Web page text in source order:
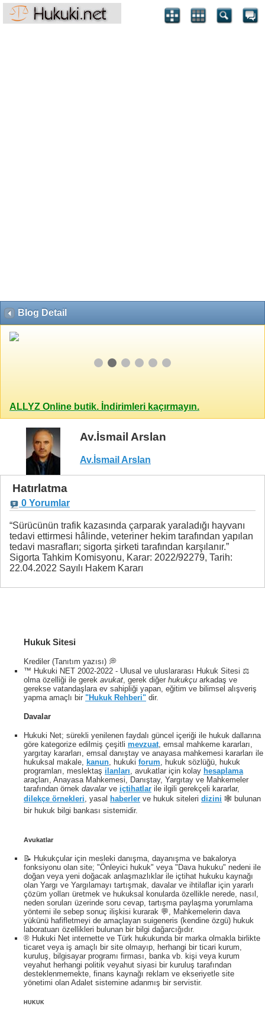
Blog Detail
ALLYZ Online butik. İndirimleri kaçırmayın.
Av.İsmail Arslan
Av.İsmail Arslan
Hatırlatma
0 Yorumlar
“Sürücünün trafik kazasında çarparak yaraladığı hayvanı
tedavi ettirmesi hâlinde, veteriner hekim tarafından yapılan
tedavi masrafları; sigorta şirketi tarafından karşılanır.”
Sigorta Tahkim Komisyonu, Karar: 2022/92279, Tarih:
22.04.2022 Sayılı Hakem Kararı
Hukuk Sitesi
Krediler (Tanıtım yazısı) 💭
™ Hukuki NET 2002-2022 - Ulusal ve uluslararası Hukuk Sitesi ⚖️
olma özelliği ile gerek avukat , gerek diğer hukukçu arkadaş ve
gerekse vatandaşlara ev sahipliği yapan, eğitim ve bilimsel alışveriş
yapma amaçlı bir "Hukuk Rehberi" dir.
Davalar
Hukuki Net; sürekli yenilenen faydalı güncel içeriği ile hukuk dallarına
göre kategorize edilmiş çeşitli mevzuat, emsal mahkeme kararları,
yargıtay kararları, emsal danıştay ve anayasa mahkemesi kararları ile
hukuksal makale, kanun, hukuki forum, hukuk sözlüğü, hukuk
programları, meslektaş ilanları, avukatlar için kolay hesaplama
araçları, Anayasa Mahkemesi, Danıştay, Yargıtay ve Mahkemeler
tarafından örnek davalarve içtihatlar ile ilgili gerekçeli kararlar,
dilekçe örnekleri, yasal haberler ve hukuk siteleri dizini 🕸 bulunan
bir hukuk bilgi bankası sistemidir.
Avukatlar
📝 Hukukçular için mesleki danışma, dayanışma ve bakalorya
fonksiyonu olan site; "Önleyici hukuk" veya "Dava hukuku" nedeni ile
doğan veya yeni doğacak anlaşmazlıklar ile içtihat hukuku kaynağı
olan Yargı ve Yargılamayı tartışmak, davalar ve ihtilaflar için yararlı
çözüm yolları üretmek ve hukuksal konularda özellikle nerede, nasıl,
neden soruları üzerinde soru cevap, tartışma paylaşma yorumlama
yöntemi ile sebep sonuç ilişkisi kurarak 💬, Mahkemelerin dava
yükünü hafifletmeyi de amaçlayan suigeneris (kendine özgü) hukuk
laboratuarı özellikleri bulunan bir bilgi dağarcığıdır.
® Hukuki Net internette ve Türk hukukunda bir marka olmakla birlikte
ticaret veya iş amaçlı bir site olmayıp, herhangi bir ticari kurum,
kuruluş, bilgisayar programı firması, banka vb. kişi veya kurum
veyahut herhangi politik veyahut siyasi bir kuruluş tarafından
desteklenmemekte, finans kaynağı reklam ve ekseriyetle site
yönetimi olan Adalet sistemine adanmış bir servistir.
HUKUK